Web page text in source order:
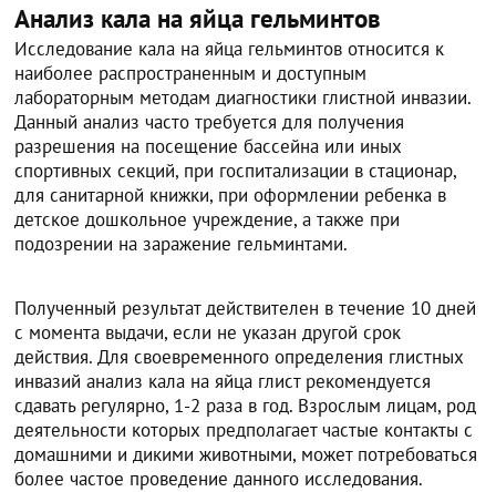
Анализ кала на яйца гельминтов
Исследование кала на яйца гельминтов относится к
наиболее распространенным и доступным
лабораторным методам диагностики глистной инвазии.
Данный анализ часто требуется для получения
разрешения на посещение бассейна или иных
спортивных секций, при госпитализации в стационар,
для санитарной книжки, при оформлении ребенка в
детское дошкольное учреждение, а также при
подозрении на заражение гельминтами.
Полученный результат действителен в течение 10 дней
с момента выдачи, если не указан другой срок
действия. Для своевременного определения глистных
инвазий анализ кала на яйца глист рекомендуется
сдавать регулярно, 1-2 раза в год. Взрослым лицам, род
деятельности которых предполагает частые контакты с
домашними и дикими животными, может потребоваться
более частое проведение данного исследования.